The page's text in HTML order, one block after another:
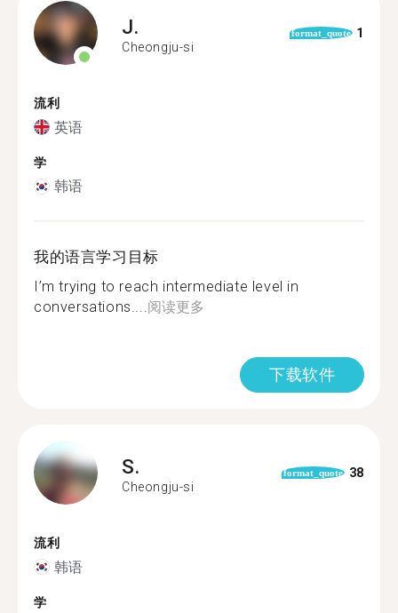
J.
Cheongju-si
format_quote 1
流利
英语
学
韩语
我的语言学习目标
I’m trying to reach intermediate level in
conversations....阅读更多
下载软件
S.
Cheongju-si
format_quote 38
流利
韩语
学